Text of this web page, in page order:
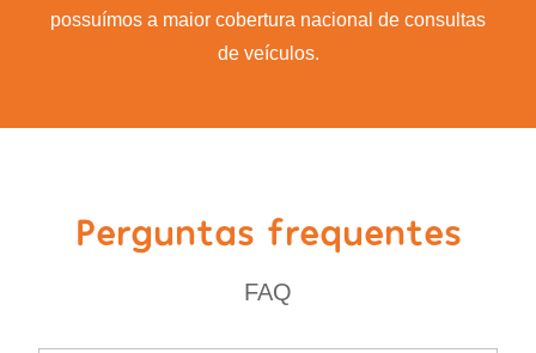
possuímos a maior cobertura nacional de consultas
de veículos.
Perguntas frequentes
FAQ